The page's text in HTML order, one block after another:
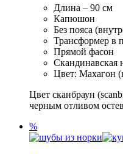
Длина – 90 см
Капюшон
Без пояса
Трансформер в
Прямой фасон
Скандинавская
Цвет: Махагон
Цвет сканбраун
черным отливом
%